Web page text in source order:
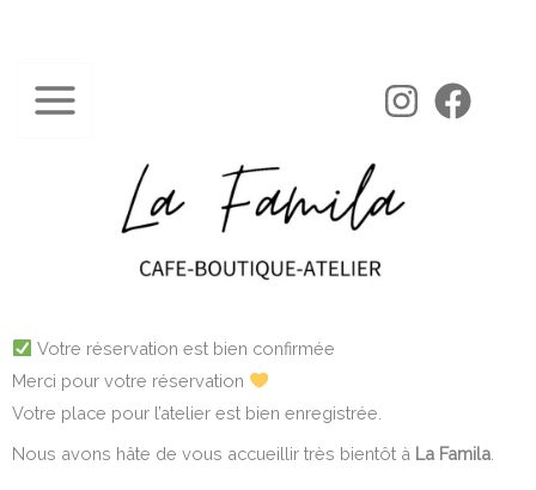
Votre réservation est bien confirmée
Merci pour votre réservation
Votre place pour l’atelier est bien enregistrée.
Nous avons hâte de vous accueillir très bientôt à La Famila